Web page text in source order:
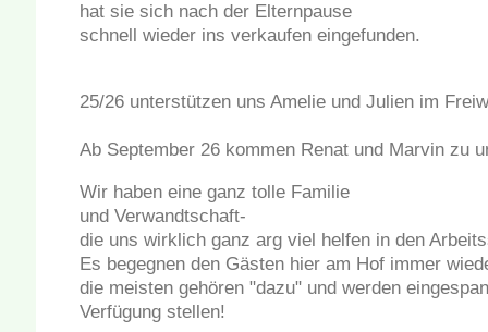
hat sie sich nach der Elternpause
schnell wieder ins verkaufen eingefunden.
25/26 unterstützen uns Amelie und Julien im
Ab September 26 kommen Renat und Marvin zu
Wir haben eine ganz tolle Familie
und Verwandtschaft-
die uns wirklich ganz arg viel helfen in den
Es begegnen den Gästen hier am Hof immer
die meisten gehören "dazu" und werden
Verfügung stellen!